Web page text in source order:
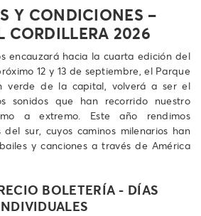
Y CONDICIONES –
CORDILLERA 2026
encauzará hacia la cuarta edición del
12 y 13 de septiembre, el Parque
verde de la capital, volverá a ser el
sonidos que han recorrido nuestro
a extremo. Este año rendimos
sur, cuyos caminos milenarios han
y canciones a través de América
BOLETERÍA - DÍAS